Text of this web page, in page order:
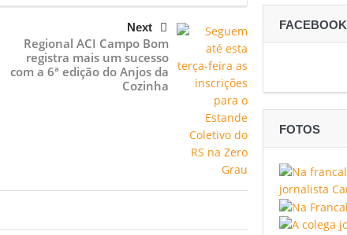
Next
Regional ACI Campo Bom
registra mais um sucesso
com a 6ª edição do Anjos da
Cozinha
FACEBOOK
FOTOS